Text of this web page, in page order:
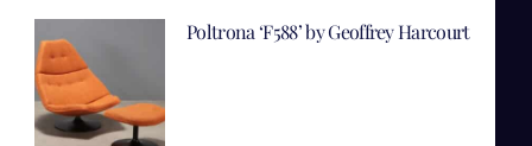
Poltrona ‘F588’ by Geoffrey Harcourt